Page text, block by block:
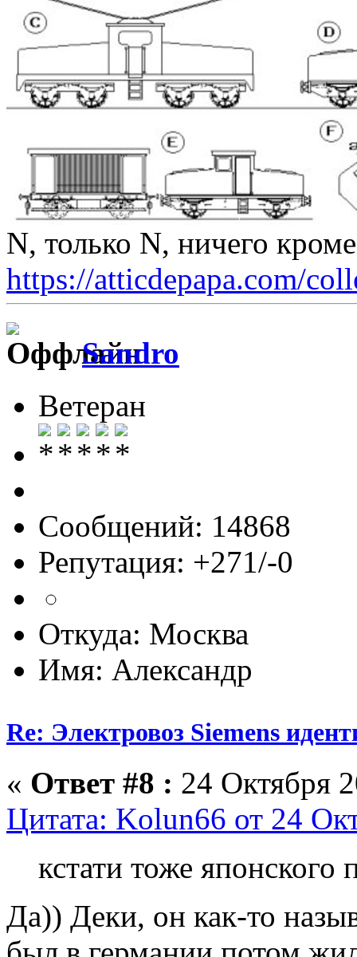
N, только N, ничего
https://atticdepapa.com/
Sandro
Ветеран
Сообщений: 14868
Репутация: +271/-0
Откуда: Москва
Имя: Александр
Re: Электровоз Siemens
« Ответ #8 : 24 Октября
Цитата: Kolun66 от 24
кстати тоже японского
Да)) Деки, он как-то